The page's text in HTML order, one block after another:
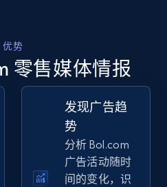
records by shop url
Currency, Initial
percent, and more.
立即开始
优势
零售媒体情报
发现广告趋
势
分析 Bol.com
广告活动随时
间的变化，识